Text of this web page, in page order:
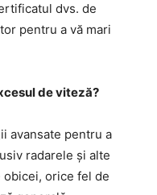
dvs. de
pentru a vă mari
de viteză?
avansate pentru a
radarele și alte
obicei, orice fel de